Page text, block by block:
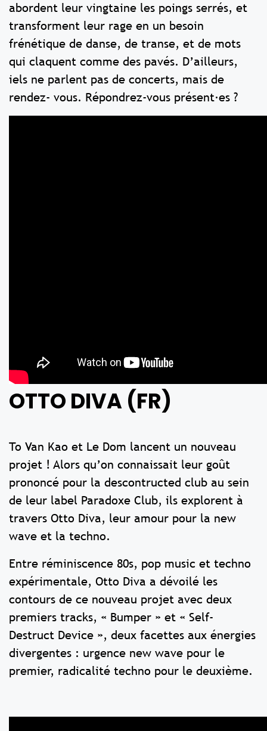
abordent leur vingtaine les poings serrés, et
transforment leur rage en un besoin
frénétique de danse, de transe, et de mots
qui claquent comme des pavés. D’ailleurs,
iels ne parlent pas de concerts, mais de
rendez- vous. Répondrez-vous présent∙es ?
OTTO DIVA (FR)
To Van Kao et Le Dom lancent un nouveau
projet ! Alors qu’on connaissait leur goût
prononcé pour la descontructed club au sein
de leur label Paradoxe Club, ils explorent à
travers Otto Diva, leur amour pour la new
wave et la techno.
Entre réminiscence 80s, pop music et techno
expérimentale, Otto Diva a dévoilé les
contours de ce nouveau projet avec deux
premiers tracks, « Bumper » et « Self-
Destruct Device », deux facettes aux énergies
divergentes : urgence new wave pour le
premier, radicalité techno pour le deuxième.